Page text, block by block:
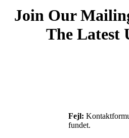
Join Our
The Latest
Fejl:
fundet.